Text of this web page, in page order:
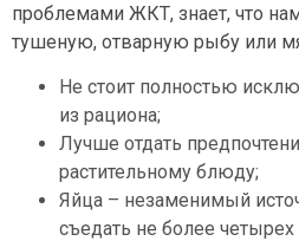
проблемами ЖКТ, знает, что
тушеную, отварную рыбу или
Не стоит полностью
из рациона;
Лучше отдать
растительному блюду;
Яйца – незаменимый
съедать не более